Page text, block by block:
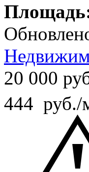
20 000
444 руб./